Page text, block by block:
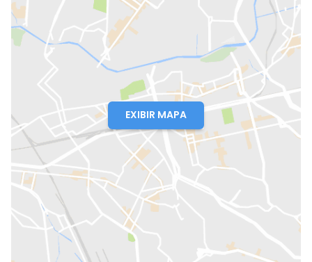
EXIBIR MAPA